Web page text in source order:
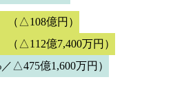
（△108億円）
（△112億7,400万円）
／△475億1,600万円）